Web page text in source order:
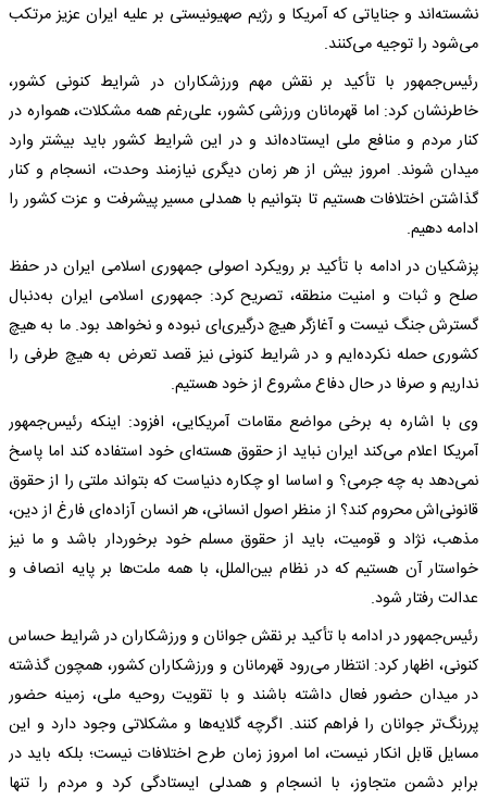
نشسته‌اند و جنایاتی که آمریکا و رژیم صهیونیستی بر علیه ایران عزیز مرتکب
می‌شود را توجیه می‌کنند.
رئیس‌جمهور با تأکید بر نقش مهم ورزشکاران در شرایط کنونی کشور،
خاطرنشان کرد: اما قهرمانان ورزشی کشور، علی‌رغم همه مشکلات، همواره در
کنار مردم و منافع ملی ایستاده‌اند و در این شرایط کشور باید بیشتر وارد
میدان شوند. امروز بیش از هر زمان دیگری نیازمند وحدت، انسجام و کنار
گذاشتن اختلافات هستیم تا بتوانیم با همدلی مسیر پیشرفت و عزت کشور را
ادامه دهیم.
پزشکیان در ادامه با تأکید بر رویکرد اصولی جمهوری اسلامی ایران در حفظ
صلح و ثبات و امنیت منطقه، تصریح کرد: جمهوری اسلامی ایران به‌دنبال
گسترش جنگ نیست و آغازگر هیچ درگیری‌ای نبوده و نخواهد بود. ما به هیچ
کشوری حمله نکرده‌ایم و در شرایط کنونی نیز قصد تعرض به هیچ طرفی را
نداریم و صرفا در حال دفاع مشروع از خود هستیم.
وی با اشاره به برخی مواضع مقامات آمریکایی، افزود: اینکه رئیس‌جمهور
آمریکا اعلام می‌کند ایران نباید از حقوق هسته‌ای خود استفاده کند اما پاسخ
نمی‌دهد به چه جرمی؟ و اساسا او چکاره دنیاست که بتواند ملتی را از حقوق
قانونی‌اش محروم کند؟ از منظر اصول انسانی، هر انسان آزاده‌ای فارغ از دین،
مذهب، نژاد و قومیت، باید از حقوق مسلم خود برخوردار باشد و ما نیز
خواستار آن هستیم که در نظام بین‌الملل، با همه ملت‌ها بر پایه انصاف و
عدالت رفتار شود.
رئیس‌جمهور در ادامه با تأکید بر نقش جوانان و ورزشکاران در شرایط حساس
کنونی، اظهار کرد: انتظار می‌رود قهرمانان و ورزشکاران کشور، همچون گذشته
در میدان حضور فعال داشته باشند و با تقویت روحیه ملی، زمینه حضور
پررنگ‌تر جوانان را فراهم کنند. اگرچه گلایه‌ها و مشکلاتی وجود دارد و این
مسایل قابل انکار نیست، اما امروز زمان طرح اختلافات نیست؛ بلکه باید در
برابر دشمن متجاوز، با انسجام و همدلی ایستادگی کرد و مردم را تنها